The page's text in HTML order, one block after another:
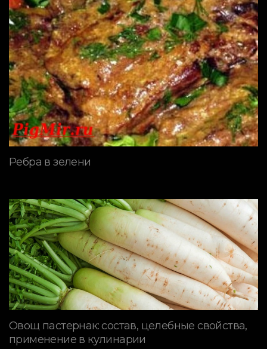
Ребра в зелени
Овощ пастернак: состав, целебные свойства,
применение в кулинарии